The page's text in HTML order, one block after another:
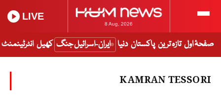
8 Aug, 2026
LIVE
صفحۂ اول تازہ ترین پاکستان دنیا ایران-اسرائیل جنگ کھیل انٹرٹینمنٹ
KAMRAN TESSORI